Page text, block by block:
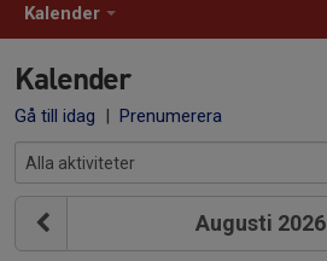
Kalender
Kalender
Gå till idag | Prenumerera
Augusti 2026